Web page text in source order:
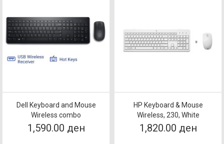
Dell Keyboard and Mouse
Wireless combo
1,590.00 ден
HP Keyboard & Mouse
Wireless, 230, White
1,820.00 ден